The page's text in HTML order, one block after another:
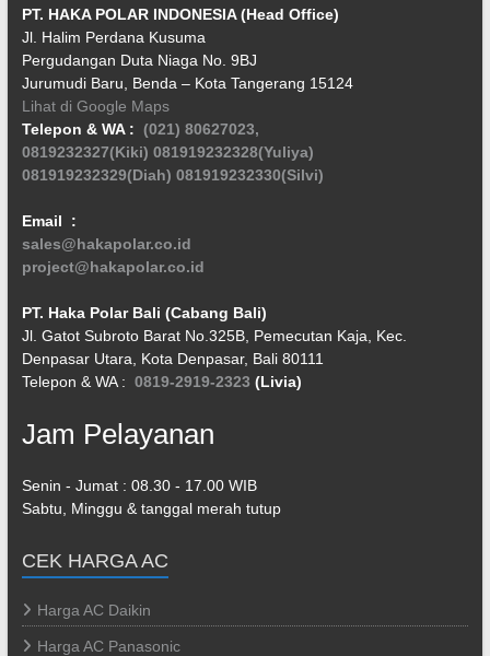
PT. HAKA POLAR INDONESIA (Head Office)
Jl. Halim Perdana Kusuma
Pergudangan Duta Niaga No. 9BJ
Jurumudi Baru, Benda – Kota Tangerang 15124
Lihat di Google Maps
Telepon & WA : (021) 80627023,
0819232327(Kiki) 081919232328(Yuliya)
081919232329(Diah) 081919232330(Silvi)
Email :
sales@hakapolar.co.id
project@hakapolar.co.id
PT. Haka Polar Bali (Cabang Bali)
Jl. Gatot Subroto Barat No.325B, Pemecutan Kaja, Kec.
Denpasar Utara, Kota Denpasar, Bali 80111
Telepon & WA : 0819-2919-2323 (Livia)
Jam Pelayanan
Senin - Jumat : 08.30 - 17.00 WIB
Sabtu, Minggu & tanggal merah tutup
CEK HARGA AC
Harga AC Daikin
Harga AC Panasonic